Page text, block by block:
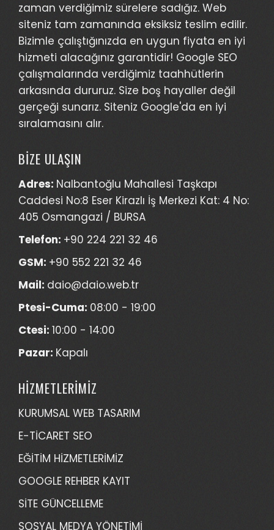
zaman verdiğimiz sürelere sadığız. Web
siteniz tam zamanında eksiksiz teslim edilir.
Bizimle çalıştığınızda en uygun fiyata en iyi
hizmeti alacağınız garantidir! Google SEO
çalışmalarında verdiğimiz taahhütlerin
arkasında dururuz. Size boş hayaller değil
gerçeği sunarız. Siteniz Google'da en iyi
sıralamasını alır.
BİZE ULAŞIN
Adres: Nalbantoğlu Mahallesi Taşkapı
Caddesi No:8 Eser Kirazlı İş Merkezi Kat: 4 No:
405 Osmangazi / BURSA
Telefon: +90 224 221 32 46
GSM: +90 552 221 32 46
Mail: daio@daio.web.tr
Ptesi-Cuma: 08:00 - 19:00
Ctesi: 10:00 - 14:00
Pazar: Kapalı
HİZMETLERİMİZ
KURUMSAL WEB TASARIM
E-TİCARET SEO
EĞİTİM HİZMETLERİMİZ
GOOGLE REHBER KAYIT
SİTE GÜNCELLEME
SOSYAL MEDYA YÖNETİMİ